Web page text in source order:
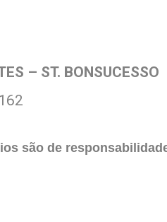
– ST. BONSUCESSO
são de